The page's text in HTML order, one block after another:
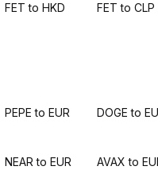
FET to HKD FET to CLP
PEPE to EUR DOGE to
NEAR to EUR AVAX to